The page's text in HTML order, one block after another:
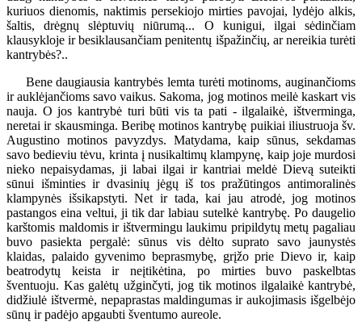
kuriuos dienomis, naktimis persekiojo mirties pavojai, lydėjo alkis,
šaltis, drėgnų slėptuvių niūrumą... O kunigui, ilgai sėdinčiam
klausykloje ir besiklausančiam penitentų išpažinčių, ar nereikia turėti
kantrybės?..
Bene daugiausia kantrybės lemta turėti motinoms, auginančioms
ir auklėjančioms savo vaikus. Sakoma, jog motinos meilė kaskart vis
nauja. O jos kantrybė turi būti vis ta pati - ilgalaikė, ištverminga,
neretai ir skausminga. Beribę motinos kantrybę puikiai iliustruoja šv.
Augustino motinos pavyzdys. Matydama, kaip sūnus, sekdamas
savo bedieviu tėvu, krinta į nusikaltimų klampynę, kaip joje murdosi
nieko nepaisydamas, ji labai ilgai ir kantriai meldė Dievą suteikti
sūnui išminties ir dvasinių jėgų iš tos pražūtingos antimoralinės
klampynės išsikapstyti. Net ir tada, kai jau atrodė, jog motinos
pastangos eina veltui, ji tik dar labiau sutelkė kantrybę. Po daugelio
karštomis maldomis ir ištvermingu laukimu pripildytų metų pagaliau
buvo pasiekta pergalė: sūnus vis dėlto suprato savo jaunystės
klaidas, palaido gyvenimo beprasmybę, grįžo prie Dievo ir, kaip
beatrodytų keista ir neįtikėtina, po mirties buvo paskelbtas
šventuoju. Kas galėtų užginčyti, jog tik motinos ilgalaikė kantrybė,
didžiulė ištvermė, nepaprastas maldingumas ir aukojimasis išgelbėjo
sūnų ir padėjo apgaubti šventumo aureole.